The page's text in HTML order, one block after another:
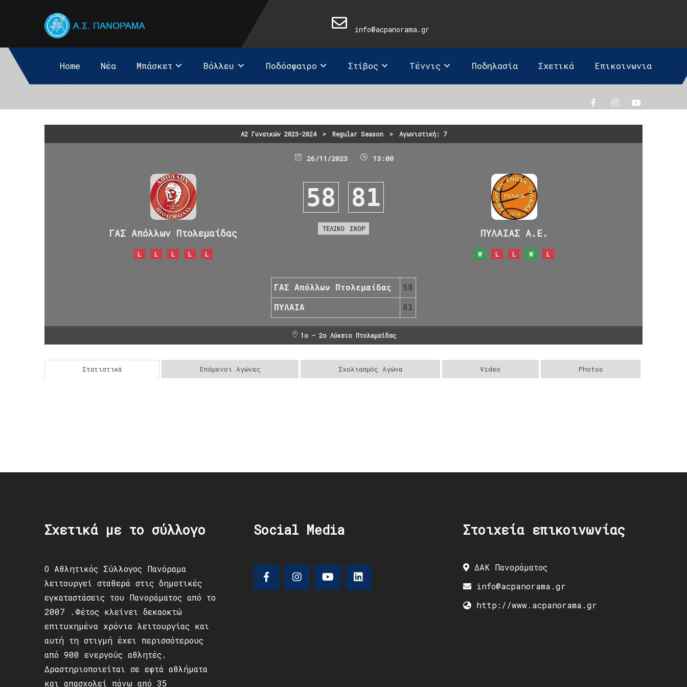
info@acpanorama.gr
Home Νέα Μπάσκετ Βόλλευ Ποδόσφαιρο Στίβος Τέννις Ποδηλασία Σχετικά Επικοινωνια
Α2 Γυναικών 2023-2024 > Regular Season > Αγωνιστική: 7
26/11/2023 13:00
ΓΑΣ Απόλλων Πτολεμαίδας
L L L L L
58 81
ΤΕΛΙΚΟ ΣΚΟΡ ΠΥΛΑΙΑΣ Α.Ε.
W L L W L
ΓΑΣ Απόλλων Πτολεμαίδας 58
ΠΥΛΑΙΑ 81
1ο - 2ο Λύκειο Πτολεμαίδας
Στατιστικά Επόμενοι Αγώνες Σχολιασμός Αγώνα Video Photos
Σχετικά με το σύλλογο
Ο Αθλητικός Σύλλογος Πανόραμα
λειτουργεί σταθερά στις δημοτικές
εγκαταστάσεις του Πανοράματος από το
2007 .Φέτος κλείνει δεκαοκτώ
επιτυχημένα χρόνια λειτουργίας και
αυτή τη στιγμή έχει περισσότερους
από 900 ενεργούς αθλητές.
Δραστηριοποιείται σε εφτά αθλήματα
και απασχολεί πάνω από 35
Social Media Στοιχεία επικοινωνίας
ΔΑΚ Πανοράματος
info@acpanorama.gr
http://www.acpanorama.gr